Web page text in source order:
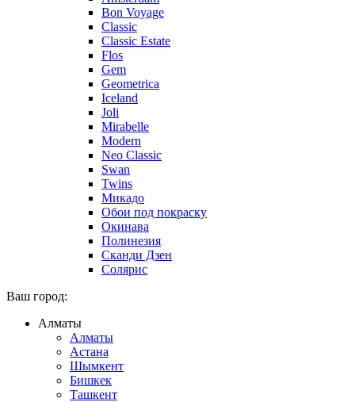
Bon Voyage
Classic
Classic Estate
Flos
Gem
Geometrica
Iceland
Joli
Mirabelle
Modern
Neo Classic
Swan
Twins
Микадо
Обои под покраску
Окинава
Полинезия
Сканди Дзен
Солярис
Ваш город:
Алматы
Алматы
Астана
Шымкент
Бишкек
Ташкент